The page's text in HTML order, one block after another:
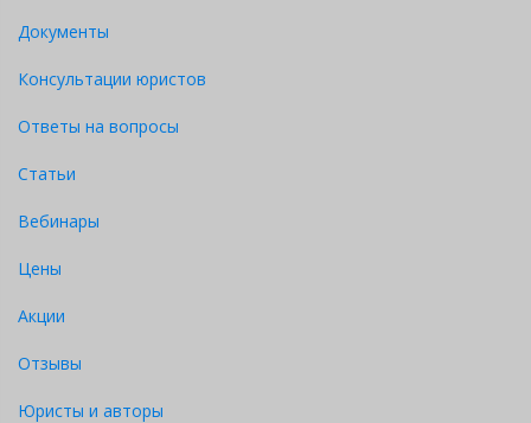
Документы
Консультации юристов
Ответы на вопросы
Статьи
Вебинары
Цены
Акции
Отзывы
Юристы и авторы